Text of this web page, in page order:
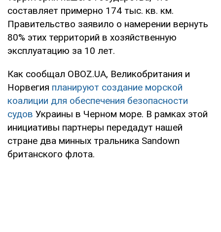
составляет примерно 174 тыс. кв. км.
Правительство заявило о намерении вернуть
80% этих территорий в хозяйственную
эксплуатацию за 10 лет.
Как сообщал OBOZ.UA, Великобритания и
Норвегия планируют создание морской
коалиции для обеспечения безопасности
судов Украины в Черном море. В рамках этой
инициативы партнеры передадут нашей
стране два минных тральника Sandown
британского флота.